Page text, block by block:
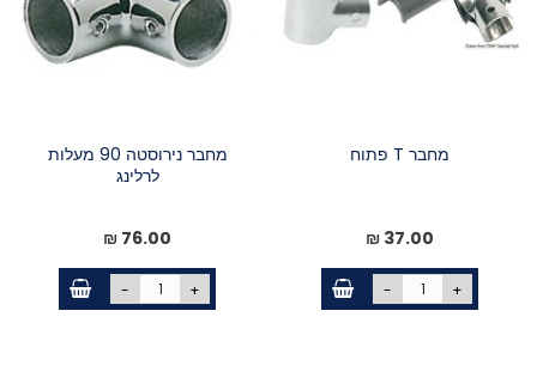
מחבר T פתוח
37.00 ₪
- +
מחבר נירוסטה 90 מעלות
לרלינג
76.00 ₪
- +